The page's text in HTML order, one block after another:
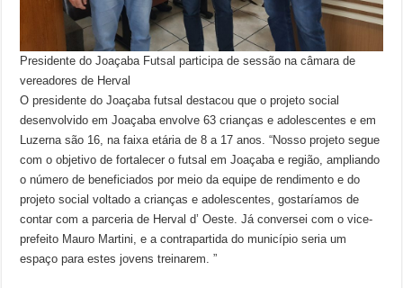
Presidente do Joaçaba Futsal participa de sessão na câmara de
vereadores de Herval
O presidente do Joaçaba futsal destacou que o projeto social
desenvolvido em Joaçaba envolve 63 crianças e adolescentes e em
Luzerna são 16, na faixa etária de 8 a 17 anos. “Nosso projeto segue
com o objetivo de fortalecer o futsal em Joaçaba e região, ampliando
o número de beneficiados por meio da equipe de rendimento e do
projeto social voltado a crianças e adolescentes, gostaríamos de
contar com a parceria de Herval d’ Oeste. Já conversei com o vice-
prefeito Mauro Martini, e a contrapartida do município seria um
espaço para estes jovens treinarem. ”